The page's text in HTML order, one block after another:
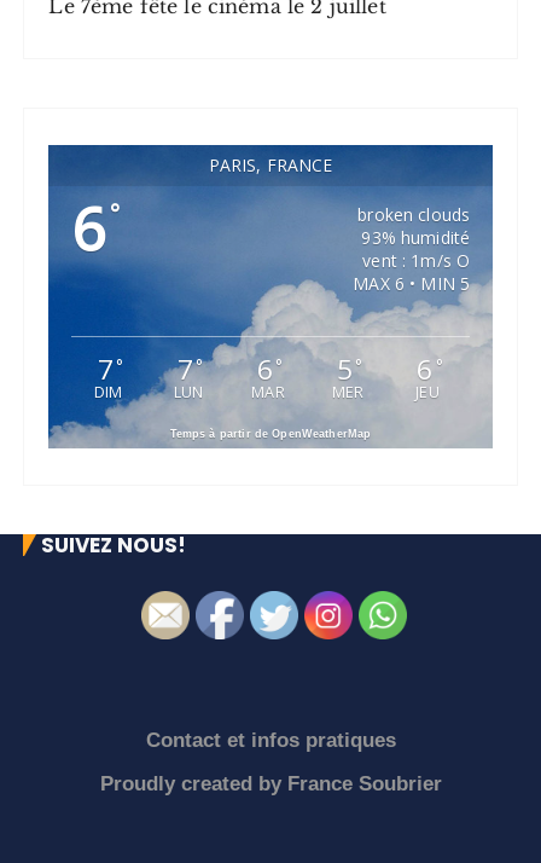
Le 7ème fête le cinéma le 2 juillet
PARIS, FRANCE
6°
broken clouds
93% humidité
vent : 1m/s O
MAX 6 • MIN 5
7°
DIM
7°
LUN
6°
MAR
5°
MER
6 °
JEU
Temps à partir de OpenWeatherMap
SUIVEZ NOUS!
Contact et infos pratiques
Proudly created by France Soubrier